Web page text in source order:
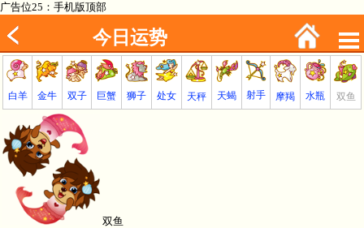
广告位25：手机版顶部
今日运势
白羊 金牛 双子 巨蟹 狮子 处女 天秤 天蝎 射手 摩羯 水瓶 双鱼
双鱼